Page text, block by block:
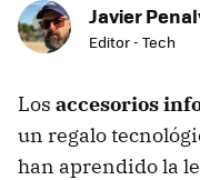
Javier
Editor - Tech
Los accesorios
un regalo
han aprendido la